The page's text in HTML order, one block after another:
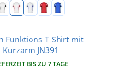
Funktions-T-Shirt mit
Kurzarm JN391
BIS ZU 7 TAGE